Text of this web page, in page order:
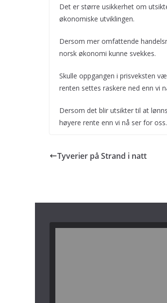
Det er større usikkerhet om
økonomiske utviklingen.
Dersom mer omfattende
norsk økonomi kunne svekkes.
Skulle oppgangen i prisveksten
renten settes raskere ned enn vi
Dersom det blir utsikter til at
høyere rente enn vi nå ser for oss.
Tyverier på Strand i natt